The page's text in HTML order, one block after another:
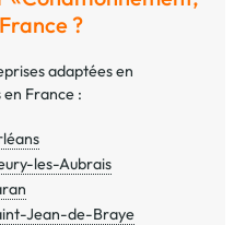
?
adaptées en
France :
les-Aubrais
Jean-de-Braye